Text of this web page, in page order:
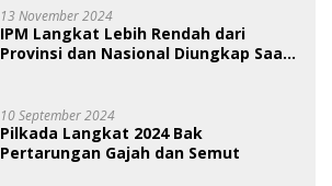
13 November 2024
IPM Langkat Lebih Rendah dari
Provinsi dan Nasional Diungkap Saat
10 September 2024
Pilkada Langkat 2024 Bak
Pertarungan Gajah dan Semut